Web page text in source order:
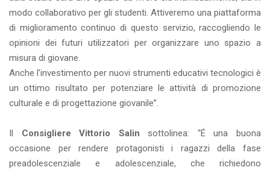
modo collaborativo per gli studenti. Attiveremo una piattaforma
di miglioramento continuo di questo servizio, raccogliendo le
opinioni dei futuri utilizzatori per organizzare uno spazio a
misura di giovane.
Anche l'investimento per nuovi strumenti educativi tecnologici è
un ottimo risultato per potenziare le attività di promozione
culturale e di progettazione giovanile”.
Consigliere Vittorio Salin sottolinea: “É una buona
occasione per rendere protagonisti i ragazzi della fase
preadolescenziale e adolescenziale, che richiedono